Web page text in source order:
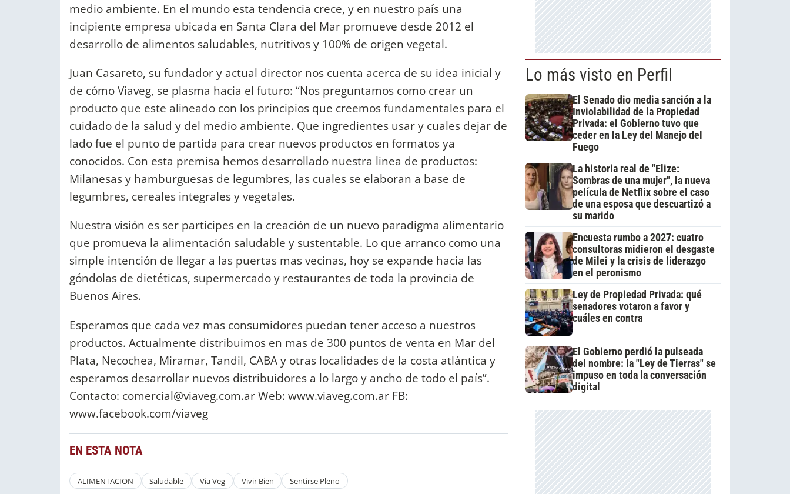
medio ambiente. En el mundo esta tendencia crece, y en nuestro país una
incipiente empresa ubicada en Santa Clara del Mar promueve desde 2012 el
desarrollo de alimentos saludables, nutritivos y 100% de origen vegetal.
Juan Casareto, su fundador y actual director nos cuenta acerca de su idea inicial y
de cómo Viaveg, se plasma hacia el futuro: “Nos preguntamos como crear un
producto que este alineado con los principios que creemos fundamentales para el
cuidado de la salud y del medio ambiente. Que ingredientes usar y cuales dejar de
lado fue el punto de partida para crear nuevos productos en formatos ya
conocidos. Con esta premisa hemos desarrollado nuestra linea de productos:
Milanesas y hamburguesas de legumbres, las cuales se elaboran a base de
legumbres, cereales integrales y vegetales.
Nuestra visión es ser participes en la creación de un nuevo paradigma alimentario
que promueva la alimentación saludable y sustentable. Lo que arranco como una
simple intención de llegar a las puertas mas vecinas, hoy se expande hacia las
góndolas de dietéticas, supermercado y restaurantes de toda la provincia de
Buenos Aires.
Esperamos que cada vez mas consumidores puedan tener acceso a nuestros
productos. Actualmente distribuimos en mas de 300 puntos de venta en Mar del
Plata, Necochea, Miramar, Tandil, CABA y otras localidades de la costa atlántica y
esperamos desarrollar nuevos distribuidores a lo largo y ancho de todo el país”.
Contacto: comercial@viaveg.com.arWeb: www.viaveg.com.ar FB:
www.facebook.com/viaveg
EN ESTA NOTA
ALIMENTACION Saludable Via Veg Vivir Bien Sentirse Pleno
Lo más visto en Perfil
El Senado dio media sanción a la
Inviolabilidad de la Propiedad
Privada: el Gobierno tuvo que
ceder en la Ley del Manejo del
Fuego
La historia real de "Elize:
Sombras de una mujer", la nueva
película de Netflix sobre el caso
de una esposa que descuartizó a
su marido
Encuesta rumbo a 2027: cuatro
consultoras midieron el desgaste
de Milei y la crisis de liderazgo
en el peronismo
Ley de Propiedad Privada: qué
senadores votaron a favor y
cuáles en contra
El Gobierno perdió la pulseada
del nombre: la "Ley de Tierras" se
impuso en toda la conversación
digital